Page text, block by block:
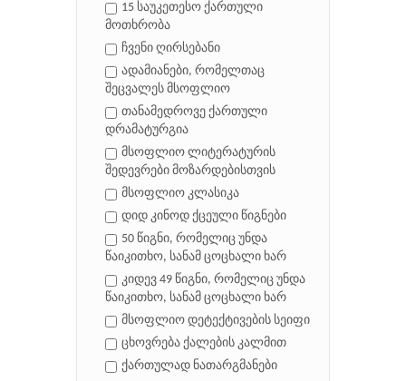
15 საუკეთესო ქართული
მოთხრობა
ჩვენი ღირსებანი
ადამიანები, რომელთაც
შეცვალეს მსოფლიო
თანამედროვე ქართული
დრამატურგია
მსოფლიო ლიტერატურის
შედევრები მოზარდებისთვის
მსოფლიო კლასიკა
დიდ კინოდ ქცეული წიგნები
50 წიგნი, რომელიც უნდა
წაიკითხო, სანამ ცოცხალი ხარ
კიდევ 49 წიგნი, რომელიც უნდა
წაიკითხო, სანამ ცოცხალი ხარ
მსოფლიო დეტექტივების სეიფი
ცხოვრება ქალების კალმით
ქართულად ნათარგმანები